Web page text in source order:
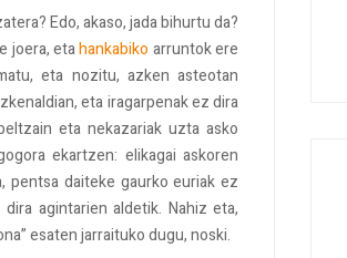
Edo, akaso, jada bihurtu da?
joera, etahankabiko arruntok ere
eta nozitu, azken asteotan
eta iragarpenak ez dira
eta nekazariak uzta asko
ekartzen: elikagai askoren
pentsa daiteke gaurko euriak ez
agintarien aldetik. Nahiz eta,
esaten jarraituko dugu, noski.